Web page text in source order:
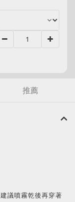
推薦
議噴霧乾後再穿著